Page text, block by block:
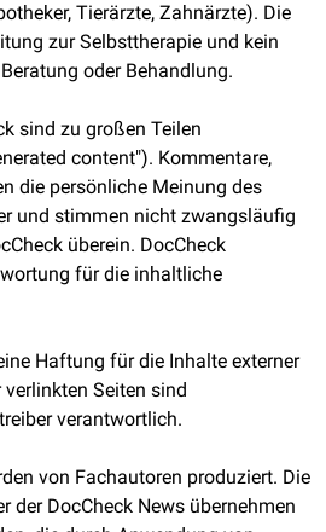
Tierärzte, Zahnärzte). Die
zur Selbsttherapie und kein
oder Behandlung.
sind zu großen Teilen
content"). Kommentare,
die persönliche Meinung des
und stimmen nicht zwangsläufig
überein. DocCheck
für die inhaltliche
Haftung für die Inhalte externer
Seiten sind
verantwortlich.
von Fachautoren produziert. Die
der DocCheck News übernehmen